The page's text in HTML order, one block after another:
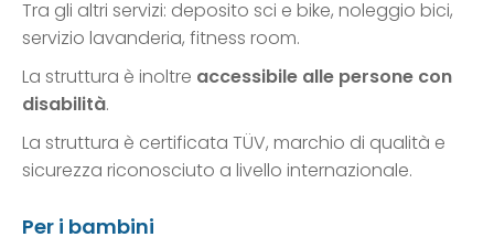
Tra gli altri servizi: deposito sci e bike, noleggio bici,
servizio lavanderia, fitness room.
La struttura è inoltre accessibile alle persone con
disabilità.
La struttura è certificata TÜV, marchio di qualità e
sicurezza riconosciuto a livello internazionale.
Per i bambini